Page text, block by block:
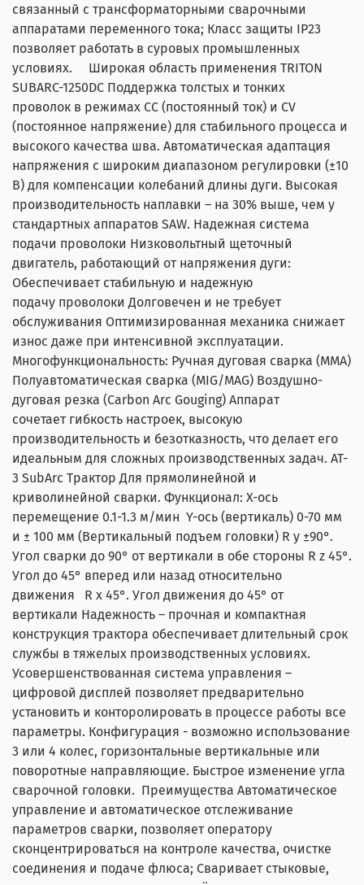
связанный с трансформаторными сварочными
аппаратами переменного тока; Класс защиты IP23
позволяет работать в суровых промышленных
условиях. Широкая область применения TRITON
SUBARC-1250DC Поддержка толстых и тонких
проволок в режимах CC (постоянный ток) и CV
(постоянное напряжение) для стабильного процесса и
высокого качества шва. Автоматическая адаптация
напряжения с широким диапазоном регулировки (±10
В) для компенсации колебаний длины дуги. Высокая
производительность наплавки – на 30% выше, чем у
стандартных аппаратов SAW. Надежная система
подачи проволоки Низковольтный щеточный
двигатель, работающий от напряжения дуги:
Обеспечивает стабильную и надежную
подачу проволоки Долговечен и не требует
обслуживания Оптимизированная механика снижает
износ даже при интенсивной эксплуатации.
Многофункциональность: Ручная дуговая сварка (MMA)
Полуавтоматическая сварка (MIG/MAG) Воздушно-
дуговая резка (Carbon Arc Gouging) Аппарат
сочетает гибкость настроек, высокую
производительность и безотказность, что делает его
идеальным для сложных производственных задач. AT-
3 SubArc Трактор Для прямолинейной и
криволинейной сварки. Функционал: X-ось
перемещение 0.1-1.3 м/мин Y-ось (вертикаль) 0-70 мм
и ± 100 мм (Вертикальный подъем головки) R y ±90°.
Угол сварки до 90° от вертикали в обе стороны R z 45°.
Угол до 45° вперед или назад относительно
движения R x 45°. Угол движения до 45° от
вертикали Надежность – прочная и компактная
конструкция трактора обеспечивает длительный срок
службы в тяжелых производственных условиях.
Усовершенствованная система управления –
цифровой дисплей позволяет предварительно
установить и конторолировать в процессе работы все
параметры. Конфигурация - возможно использование
3 или 4 колес, горизонтальные вертикальные или
поворотные направляющие. Быстрое изменение угла
сварочной головки. Преимущества Автоматическое
управление и автоматическое отслеживание
параметров сварки, позволяет оператору
сконцентрироваться на контроле качества, очистке
соединения и подаче флюса; Сваривает стыковые,